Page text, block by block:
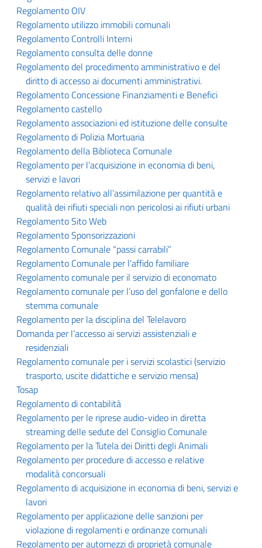
Regolamento OIV
Regolamento utilizzo immobili comunali
Regolamento Controlli Interni
Regolamento consulta delle donne
Regolamento del procedimento amministrativo e del
diritto di accesso ai documenti amministrativi.
Regolamento Concessione Finanziamenti e Benefici
Regolamento castello
Regolamento associazioni ed istituzione delle consulte
Regolamento di Polizia Mortuaria
Regolamento della Biblioteca Comunale
Regolamento per l’acquisizione in economia di beni,
servizi e lavori
Regolamento relativo all’assimilazione per quantità e
qualità dei rifiuti speciali non pericolosi ai rifiuti urbani
Regolamento Sito Web
Regolamento Sponsorizzazioni
Regolamento Comunale “passi carrabili”
Regolamento Comunale per l’affido familiare
Regolamento comunale per il servizio di economato
Regolamento comunale per l’uso del gonfalone e dello
stemma comunale
Regolamento per la disciplina del Telelavoro
Domanda per l’accesso ai servizi assistenziali e
residenziali
Regolamento comunale per i servizi scolastici (servizio
trasporto, uscite didattiche e servizio mensa)
Tosap
Regolamento di contabilità
Regolamento per le riprese audio-video in diretta
streaming delle sedute del Consiglio Comunale
Regolamento per la Tutela dei Diritti degli Animali
Regolamento per procedure di accesso e relative
modalità concorsuali
Regolamento di acquisizione in economia di beni, servizi e
lavori
Regolamento per applicazione delle sanzioni per
violazione di regolamenti e ordinanze comunali
Regolamento per automezzi di proprietà comunale